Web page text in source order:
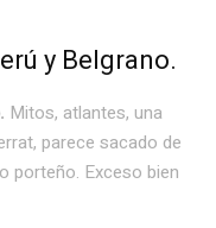
y Belgrano.
Mitos, atlantes, una
parece sacado de
porteño. Exceso bien